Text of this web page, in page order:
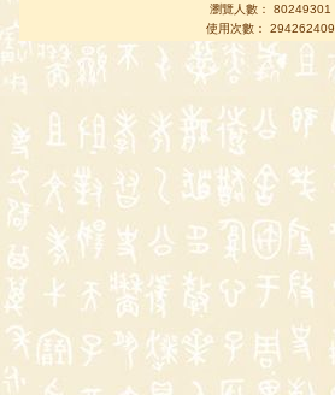
瀏覽人數： 80249301
使用次數： 294262409